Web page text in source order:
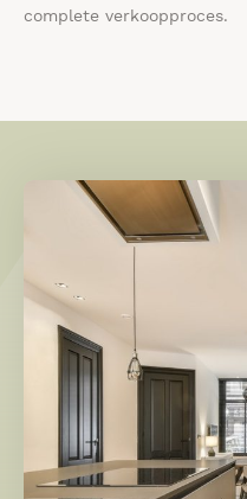
complete verkoopproces.